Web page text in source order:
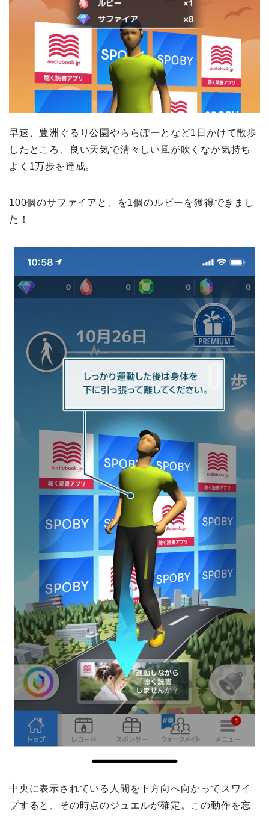
早速、豊洲ぐるり公園やららぽーとなど1日かけて散歩
したところ、良い天気で清々しい風が吹くなか気持ち
よく1万歩を達成。
100個のサファイアと、を1個のルビーを獲得できまし
た！
中央に表示されている人間を下方向へ向かってスワイ
プすると、その時点のジュエルが確定。この動作を忘